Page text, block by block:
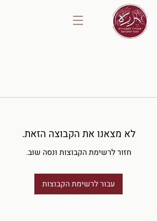
לא מצאנו את הקבוצה הזאת.
חזור לרשימת הקבוצות ונסה שוב.
עבור לרשימת הקבוצות